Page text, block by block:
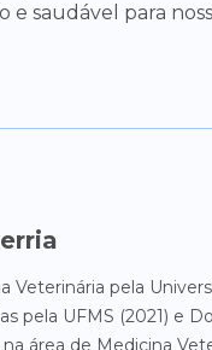
saudável para
Veterinária pela
pela UFMS (2021) e
área de Medicina